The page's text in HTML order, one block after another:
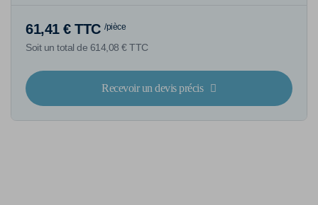
61,41 € TTC /pièce
Soit un total de 614,08 € TTC
Recevoir un devis précis